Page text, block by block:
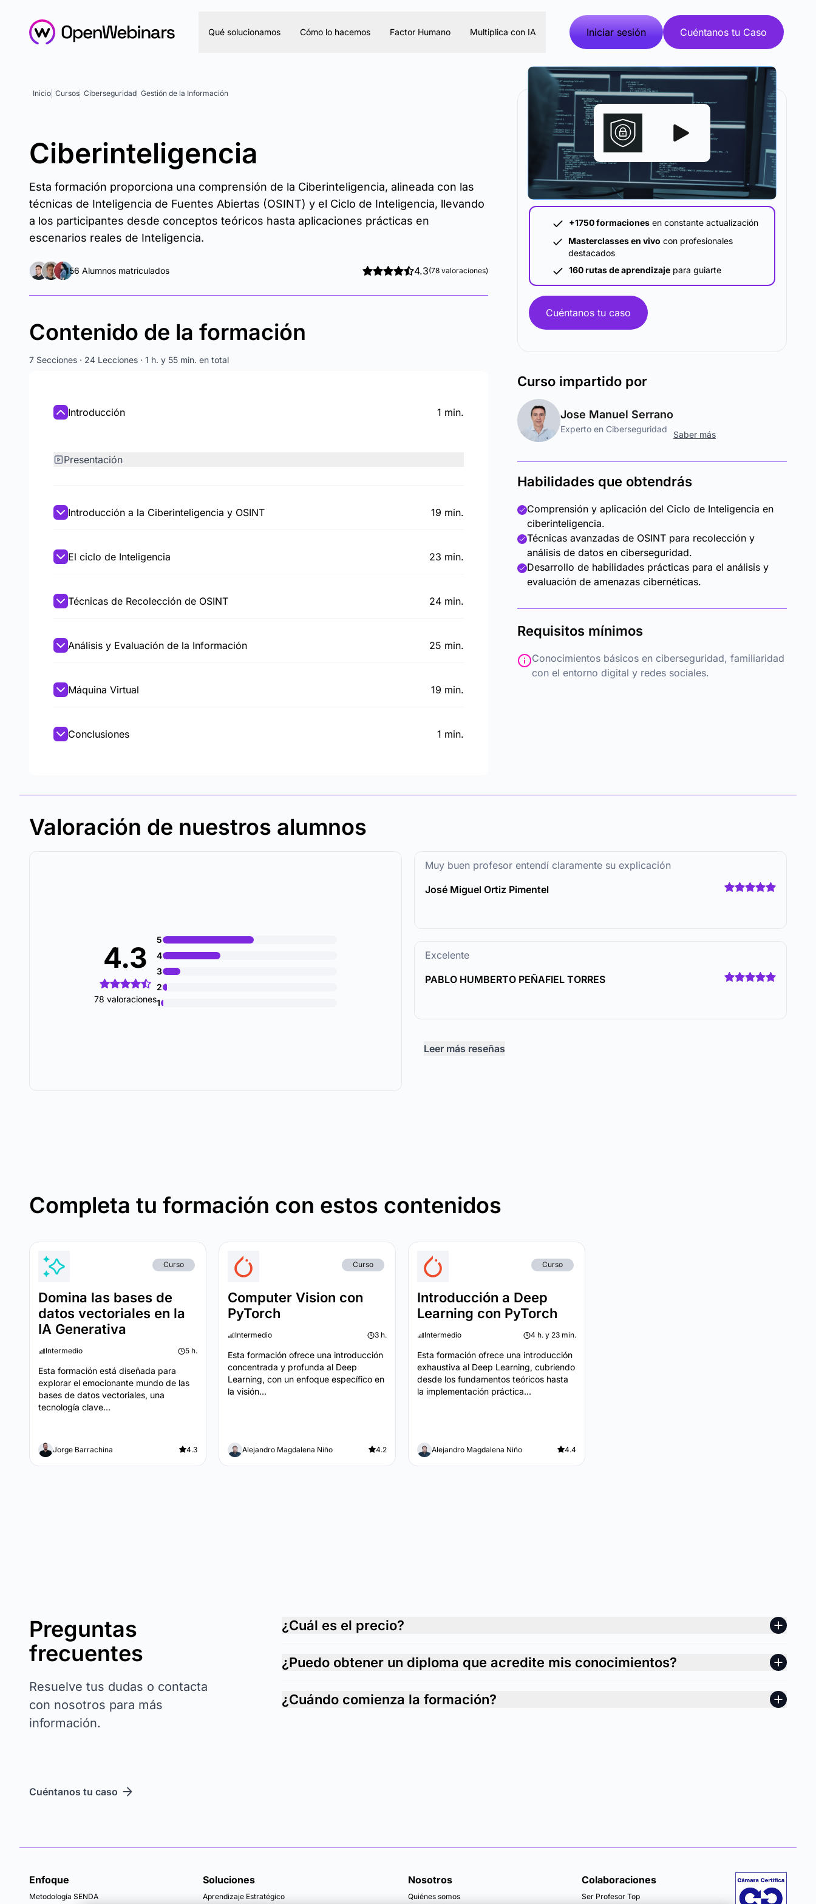
Qué solucionamos Cómo lo hacemos Factor Humano Multiplica con IA Iniciar sesión Cuéntanos tu Caso
Inicio Cursos Ciberseguridad Gestión de la Información
Ciberinteligencia
Esta formación proporciona una comprensión de la Ciberinteligencia, alineada con las
técnicas de Inteligencia de Fuentes Abiertas (OSINT) y el Ciclo de Inteligencia, llevando
a los participantes desde conceptos teóricos hasta aplicaciones prácticas en
escenarios reales de Inteligencia.
156 Alumnos matriculados 4.3(78 valoraciones)
La metodología y plataforma de formación que se
adapta al tamaño y ritmo de tu empresa.
+1750 formaciones en constante actualización
Masterclasses en vivo con profesionales
destacados
160 rutas de aprendizaje para guiarte
Cuéntanos tu caso
Curso impartido por
Jose Manuel Serrano
Experto en Ciberseguridad
Saber más
Contenido de la formación
7 Secciones · 24 Lecciones · 1 h. y 55 min. en total
Introducción 1 min.
Presentación
Introducción a la Ciberinteligencia y OSINT 19 min.
El ciclo de Inteligencia 23 min.
Técnicas de Recolección de OSINT 24 min.
Análisis y Evaluación de la Información 25 min.
Máquina Virtual 19 min.
Conclusiones 1 min.
Habilidades que obtendrás
Comprensión y aplicación del Ciclo de Inteligencia en
ciberinteligencia.
Técnicas avanzadas de OSINT para recolección y
análisis de datos en ciberseguridad.
Desarrollo de habilidades prácticas para el análisis y
evaluación de amenazas cibernéticas.
Requisitos mínimos
Conocimientos básicos en ciberseguridad, familiaridad
con el entorno digital y redes sociales.
Valoración de nuestros alumnos
4.3
78 valoraciones
5
4
3
2
1
Muy buen profesor entendí claramente su explicación
José Miguel Ortiz Pimentel
Excelente
PABLO HUMBERTO PEÑAFIEL TORRES
Leer más reseñas
Completa tu formación con estos contenidos
Curso
Domina las bases de
datos vectoriales en la
IA Generativa
Intermedio 5 h.
Esta formación está diseñada para
explorar el emocionante mundo de las
bases de datos vectoriales, una
tecnología clave...
Jorge Barrachina 4.3
Curso
Computer Vision con
PyTorch
Intermedio 3 h.
Esta formación ofrece una introducción
concentrada y profunda al Deep
Learning, con un enfoque específico en
la visión...
Alejandro Magdalena Niño 4.2
Curso
Introducción a Deep
Learning con PyTorch
Intermedio 4 h. y 23 min.
Esta formación ofrece una introducción
exhaustiva al Deep Learning, cubriendo
desde los fundamentos teóricos hasta
la implementación práctica...
Alejandro Magdalena Niño 4.4
Preguntas
frecuentes
Resuelve tus dudas o contacta
con nosotros para más
información.
Cuéntanos tu caso
¿Cuál es el precio?
¿Puedo obtener un diploma que acredite mis conocimientos?
¿Cuándo comienza la formación?
Enfoque
Metodología SENDA
Soluciones
Aprendizaje Estratégico
Nosotros
Quiénes somos
Colaboraciones
Ser Profesor Top